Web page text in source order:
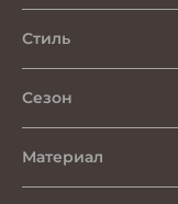
Стиль
Сезон
Материал